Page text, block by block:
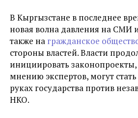
В Кыргызстане в последнее
новая волна давления на СМИ
также на гражданское
стороны властей. Власти
инициировать
мнению экспертов, могут
руках государства против
НКО.